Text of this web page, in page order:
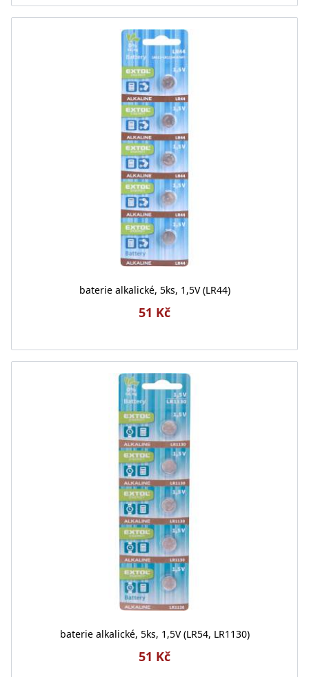
baterie alkalické, 5ks, 1,5V (LR44)
51 Kč
baterie alkalické, 5ks, 1,5V (LR54, LR1130)
51 Kč